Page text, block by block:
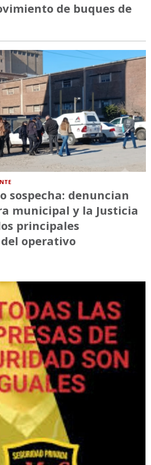
de buques de
sospecha: denuncian
municipal y la Justicia
principales
operativo